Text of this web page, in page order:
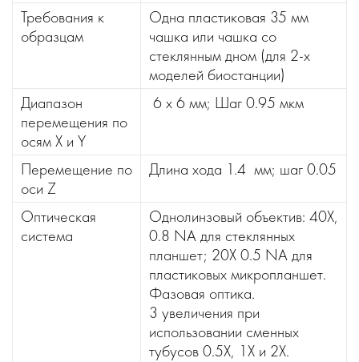
Требования к
образцам
Одна пластиковая 35 мм
чашка или чашка со
стеклянным дном (для 2-х
моделей биостанции)
Диапазон
перемещения по
осям Х и Y
6 х 6 мм; Шаг 0.95 мкм
Перемещение по
оси Z
Длина хода 1.4 мм; шаг 0.05
Оптическая
система
Однолинзовый объектив: 40X,
0.8 NA для стеклянных
планшет; 20X 0.5 NA для
пластиковых микропланшет.
Фазовая оптика.
3 увеличения при
использовании сменных
тубусов 0.5X, 1X и 2X.